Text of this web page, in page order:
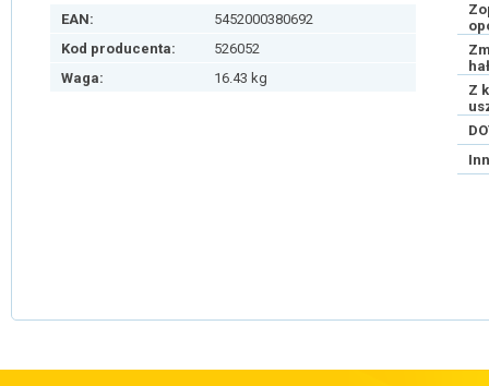
EAN:
5452000380692
Kod producenta:
526052
Waga:
16.43 kg
Z